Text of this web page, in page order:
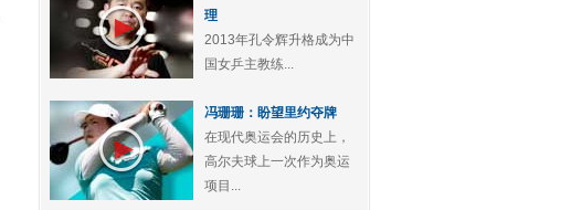
理
2013年孔令辉升格成为中
国女乒主教练...
冯珊珊：盼望里约夺牌
在现代奥运会的历史上，
高尔夫球上一次作为奥运
项目...